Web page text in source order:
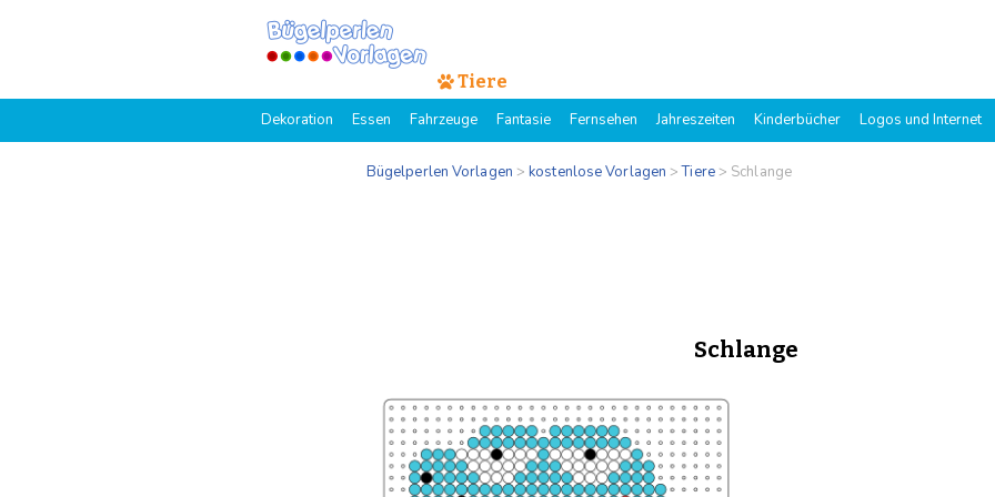
Tiere
Dekoration Essen Fahrzeuge Fantasie Fernsehen Jahreszeiten Kinderbücher Logos und Internet
Bügelperlen Vorlagen >kostenlose Vorlagen >Tiere> Schlange
Schlange